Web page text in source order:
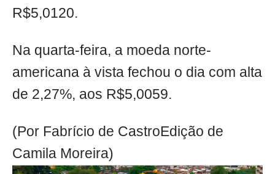
R$5,0120.
Na quarta-feira, a moeda norte-
americana à vista fechou o dia com alta
de 2,27%, aos R$5,0059.
(Por Fabrício de CastroEdição de
Camila Moreira)